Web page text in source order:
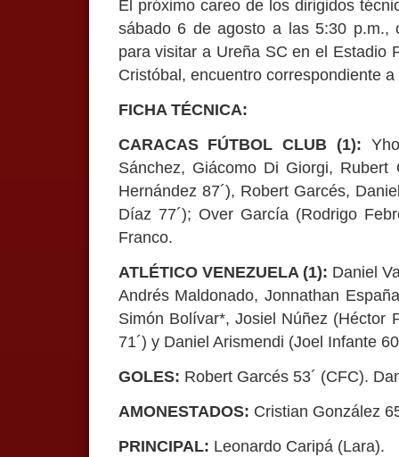
El próximo careo de los dirigidos
sábado 6 de agosto a las 5:30 p.m.,
para visitar a Ureña SC en el Estadio
Cristóbal, encuentro correspondiente
FICHA TÉCNICA:
CARACAS FÚTBOL CLUB (1):
Sánchez, Giácomo Di Giorgi,
Hernández 87´), Robert Garcés,
Díaz 77´); Over García (Rodrigo
Franco.
ATLÉTICO VENEZUELA (1): Daniel
Andrés Maldonado, Jonnathan
Simón Bolívar*, Josiel Núñez (Héctor
71´) y Daniel Arismendi (Joel Infante
GOLES: Robert Garcés 53´ (CFC).
AMONESTADOS: Cristian González
PRINCIPAL: Leonardo Caripá (Lara).